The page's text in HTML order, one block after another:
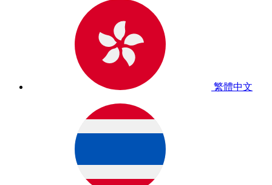
繁體中文